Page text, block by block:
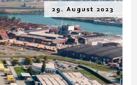
29. August 2023